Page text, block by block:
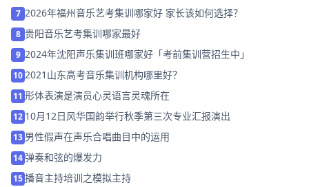
7 2026年福州音乐艺考集训哪家好 家长该如何选择？
8 贵阳音乐艺考集训哪家最好
9 2024年沈阳声乐集训班哪家好「考前集训营招生中」
102021山东高考音乐集训机构哪里好？
11 形体表演是演员心灵语言灵魂所在
12 10月12日风华国韵举行秋季第三次专业汇报演出
13 男性假声在声乐合唱曲目中的运用
14弹奏和弦的爆发力
15播音主持培训之模拟主持